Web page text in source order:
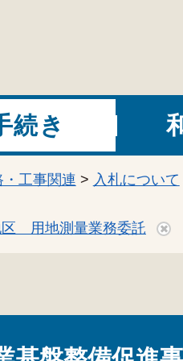
続き
工事関連 > 入札について
用地測量業務委託